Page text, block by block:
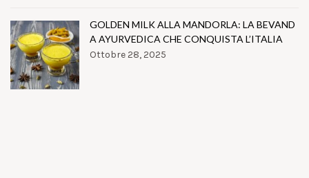
GOLDEN MILK ALLA MANDORLA: LA BEVAND
A AYURVEDICA CHE CONQUISTA L’ITALIA
Ottobre 28, 2025